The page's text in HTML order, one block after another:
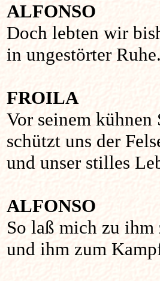
ALFONSO
Doch lebten wir
in ungestörter Ruhe.
FROILA
Vor seinem kühnen
schützt uns der
und unser stilles
ALFONSO
So laß mich zu ihm
und ihm zum